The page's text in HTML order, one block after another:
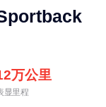
万公里
显里程